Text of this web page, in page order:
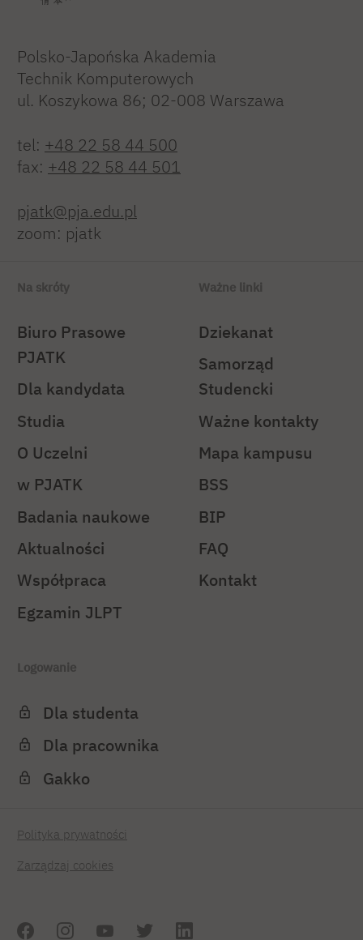
Polsko-Japońska Akademia
Technik Komputerowych
ul. Koszykowa 86; 02-008 Warszawa
tel: +48 22 58 44 500
fax: +48 22 58 44 501
pjatk@pja.edu.pl
zoom: pjatk
Na skróty
Biuro Prasowe
PJATK
Dla kandydata
Studia
O Uczelni
w PJATK
Badania naukowe
Aktualności
Współpraca
Egzamin JLPT
Ważne linki
Dziekanat
Samorząd
Studencki
Ważne kontakty
Mapa kampusu
BSS
BIP
FAQ
Kontakt
Logowanie
Dla studenta
Dla pracownika
Gakko
Polityka prywatności
Zarządzaj cookies